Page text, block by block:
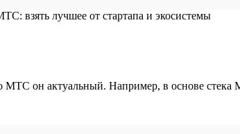
МТС он актуальный. Например, в основе